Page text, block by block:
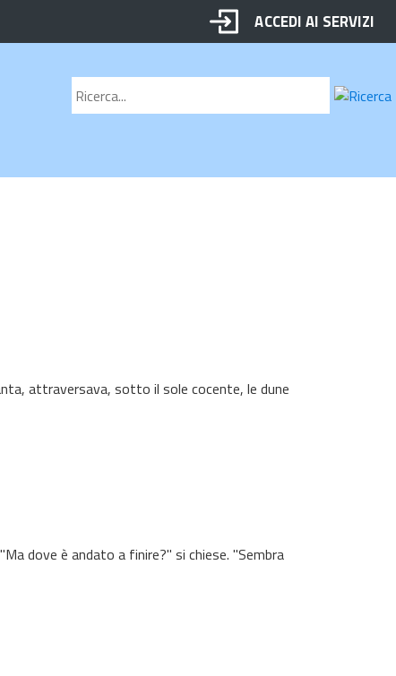
ACCEDI AI SERVIZI
Motore
attraversava, sotto il sole cocente, le dune
dove è andato a finire?" si chiese. "Sembra